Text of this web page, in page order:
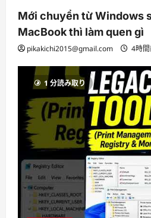
Mới chuyển từ Windows
MacBook thì làm quen gì
pikakichi2015@gmail.com 4時
1 分読み取り